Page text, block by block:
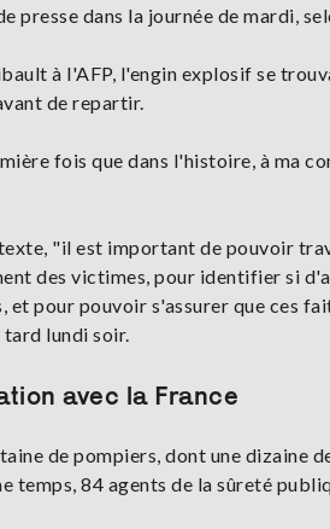
presse dans la journée de mardi,
à l'AFP, l'engin explosif se
de repartir.
fois que dans l'histoire, à ma
"il est important de pouvoir
des victimes, pour identifier si
et pour pouvoir s'assurer que ces
lundi soir.
avec la France
de pompiers, dont une dizaine
temps, 84 agents de la sûreté